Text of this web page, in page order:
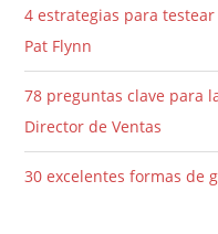
4 estrategias para
Pat Flynn
78 preguntas clave para
Director de Ventas
30 excelentes formas de